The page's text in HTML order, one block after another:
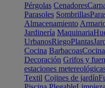
Pérgolas Cenadores
Parasoles Sombrillas
Almacenamiento
Jardinería Maquinaria
UrbanosRiegoPlantas
Cocina Barbacoas
Decoración Grifos y
estaciones
Textil Cojines de jardín